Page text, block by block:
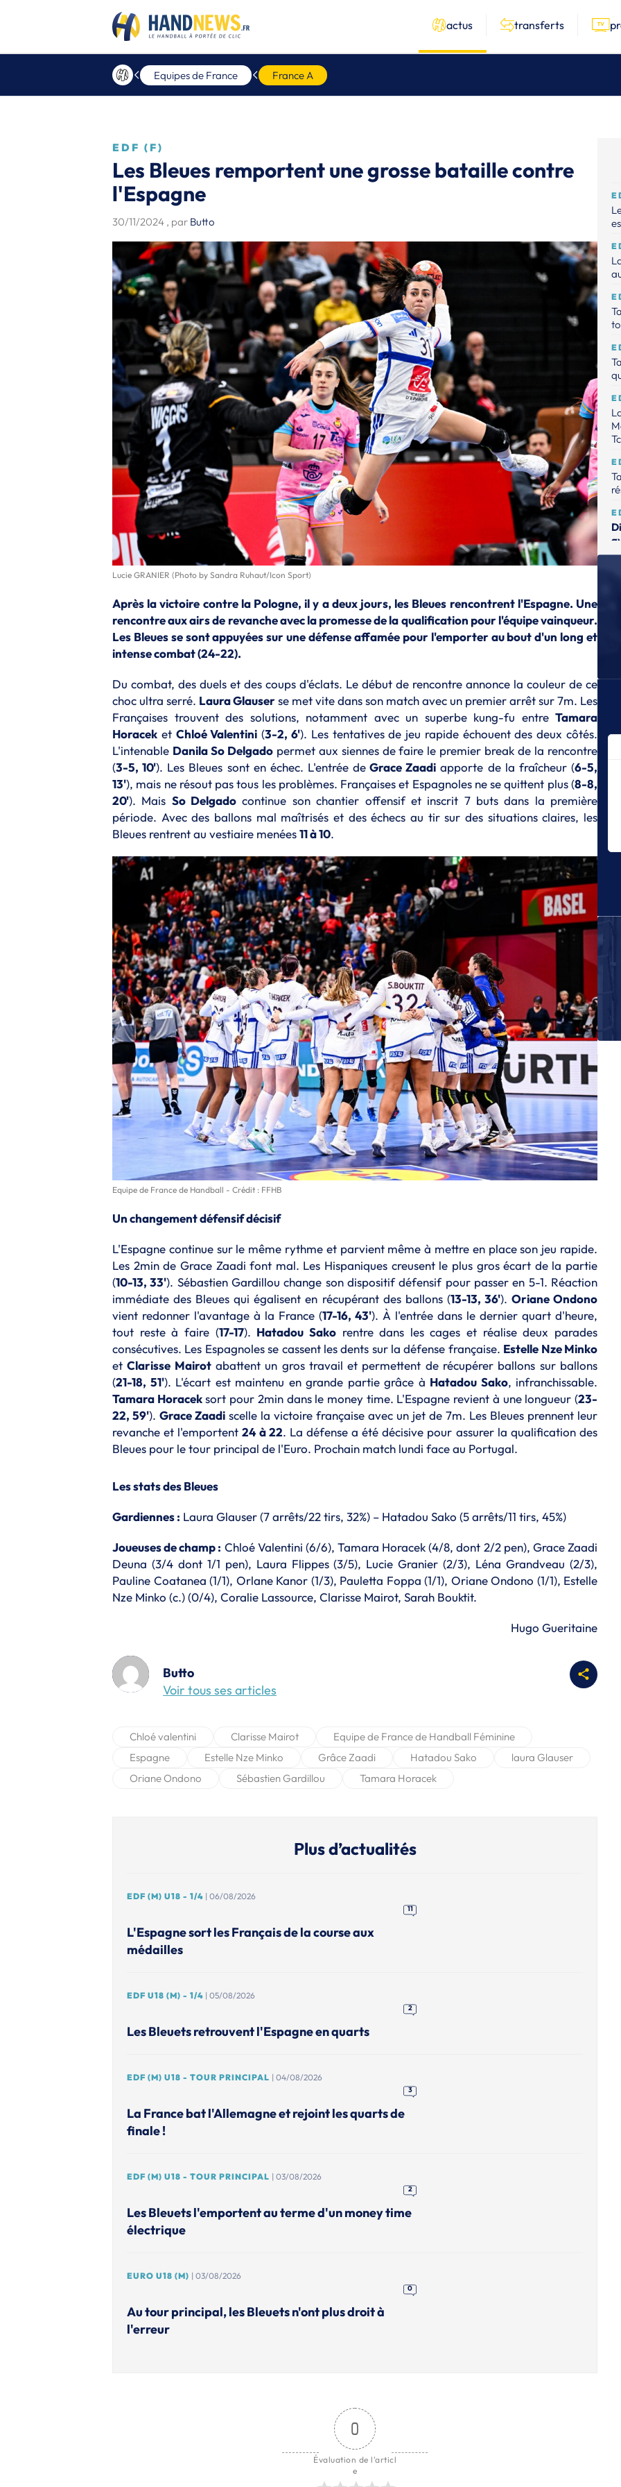
actus transferts
Equipes de France France A
EDF (F)
Les Bleues remportent une grosse bataille contre
l'Espagne
30/11/2024 , par Butto
Lucie GRANIER (Photo by Sandra Ruhaut/Icon Sport)
Après la victoire contre la Pologne, il y a deux jours, les Bleues rencontrent l'Espagne. Une
rencontre aux airs de revanche avec la promesse de la qualification pour l'équipe vainqueur.
Les Bleues se sont appuyées sur une défense affamée pour l'emporter au bout d'un long et
intense combat (24-22).
Du combat, des duels et des coups d'éclats. Le début de rencontre annonce la couleur de ce
choc ultra serré. Laura Glauserse met vite dans son match avec un premier arrêt sur 7m. Les
Françaises trouvent des solutions, notamment avec un superbe kung-fu entre Tamara
Horacek et Chloé Valentini (3-2, 6'). Les tentatives de jeu rapide échouent des deux côtés.
L'intenable Danila So Delgadopermet aux siennes de faire le premier break de la rencontre
(3-5, 10'). Les Bleues sont en échec. L'entrée de Grace Zaadi apporte de la fraîcheur (6-5,
13'), mais ne résout pas tous les problèmes. Françaises et Espagnoles ne se quittent plus (8-8,
20'). Mais So Delgado continue son chantier offensif et inscrit 7 buts dans la première
période. Avec des ballons mal maîtrisés et des échecs au tir sur des situations claires, les
Bleues rentrent au vestiaire menées11 à 10.
Equipe de France de Handball - Crédit : FFHB
Un changement défensif décisif
L'Espagne continue sur le même rythme et parvient même à mettre en place son jeu rapide.
Les 2min de Grace Zaadi font mal. Les Hispaniques creusent le plus gros écart de la partie
(10-13, 33'). Sébastien Gardillou change son dispositif défensif pour passer en 5-1. Réaction
immédiate des Bleues qui égalisent en récupérant des ballons (13-13, 36'). Oriane Ondono
vient redonner l'avantage à la France (17-16, 43'). À l'entrée dans le dernier quart d'heure,
tout reste à faire (17-17). Hatadou Sakorentre dans les cages et réalise deux parades
consécutives. Les Espagnoles se cassent les dents sur la défense française. Estelle Nze Minko
etClarisse Mairotabattent un gros travail et permettent de récupérer ballons sur ballons
(21-18, 51'). L'écart est maintenu en grande partie grâce à Hatadou Sako, infranchissable.
Tamara Horaceksort pour 2min dans le money time. L'Espagne revient à une longueur (23-
22, 59'). Grace Zaadi scelle la victoire française avec un jet de 7m. Les Bleues prennent leur
revanche et l'emportent24 à 22. La défense a été décisive pour assurer la qualification des
Bleues pour le tour principal de l'Euro. Prochain match lundi face au Portugal.
Les stats des Bleues
Gardiennes : Laura Glauser (7 arrêts/22 tirs, 32%) – Hatadou Sako (5 arrêts/11 tirs, 45%)
Joueuses de champ : Chloé Valentini (6/6), Tamara Horacek (4/8, dont 2/2 pen), Grace Zaadi
Deuna (3/4 dont 1/1 pen), Laura Flippes (3/5), Lucie Granier (2/3), Léna Grandveau (2/3),
Pauline Coatanea (1/1), Orlane Kanor (1/3), Pauletta Foppa (1/1), Oriane Ondono (1/1), Estelle
Nze Minko (c.) (0/4), Coralie Lassource, Clarisse Mairot, Sarah Bouktit.
Hugo Gueritaine
Butto
Voir tous ses articles
Chloé valentini Clarisse Mairot
Equipe de France de Handball Féminine
Espagne
Estelle Nze Minko Grâce Zaadi Hatadou Sako
laura Glauser
Oriane Ondono
Sébastien Gardillou Tamara Horacek
Plus d’actualités
EDF (M) U18 - 1/4 | 06/08/2026
11
L'Espagne sort les Français de la course aux
médailles
EDF U18 (M) - 1/4 | 05/08/2026
2
Les Bleuets retrouvent l'Espagne en quarts
EDF (M) U18 - TOUR PRINCIPAL | 04/08/2026
3
La France bat l'Allemagne et rejoint les quarts de
finale !
EDF (M) U18 - TOUR PRINCIPAL | 03/08/2026
2
Les Bleuets l'emportent au terme d'un money time
électrique
EURO U18 (M) | 03/08/2026
0
Au tour principal, les Bleuets n'ont plus droit à
l'erreur
0
Évaluation de l'articl
e